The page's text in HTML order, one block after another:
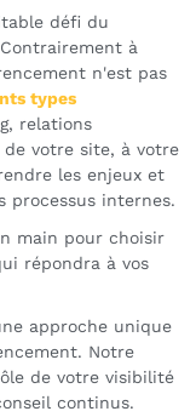
défi du
à
n'est pas
types
relations
votre site, à votre
les enjeux et
processus internes.
main pour choisir
répondra à vos
approche unique
Notre
de votre visibilité
continus.